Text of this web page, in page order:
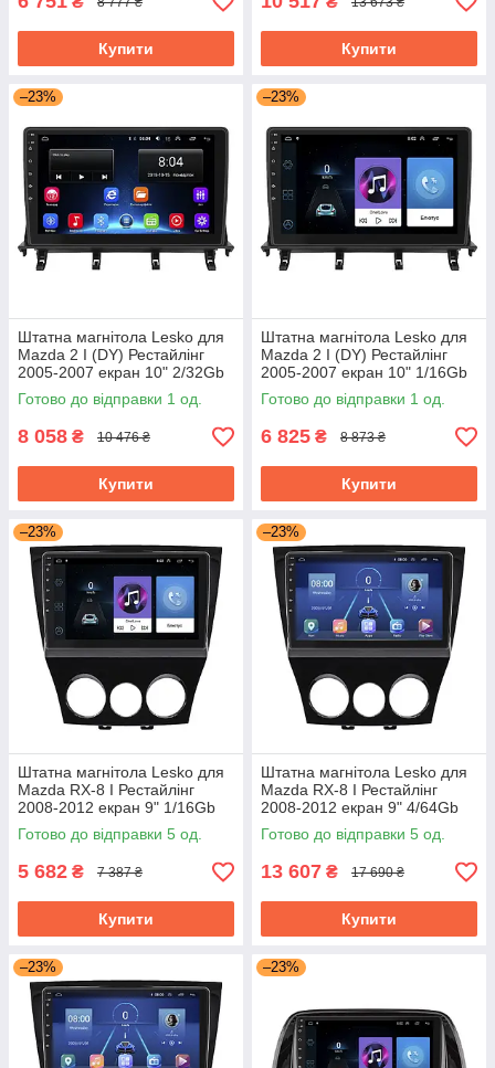
Купити Купити
–23%
Штатна магнітола Lesko для
Mazda 2 I (DY) Рестайлінг
2005-2007 екран 10" 2/32Gb
Wi-Fi GPS Base Мазда
Готово до відправки 1 од.
8 058 ₴ 10 476 ₴
Купити
–23%
Штатна магнітола Lesko для
Mazda 2 I (DY) Рестайлінг
2005-2007 екран 10" 1/16Gb
Wi-Fi GPS Base Мазда
Готово до відправки 1 од.
6 825 ₴ 8 873 ₴
Купити
–23%
Штатна магнітола Lesko для
Mazda RX-8 I Рестайлінг
2008-2012 екран 9" 1/16Gb
Wi-Fi GPS Base
Готово до відправки 5 од.
5 682 ₴ 7 387 ₴
Купити
–23%
Штатна магнітола Lesko для
Mazda RX-8 I Рестайлінг
2008-2012 екран 9" 4/64Gb
4G Wi-Fi GPS Top
Готово до відправки 5 од.
13 607 ₴ 17 690 ₴
Купити
–23% –23%